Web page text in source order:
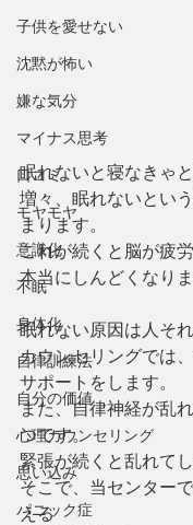
子供を愛せない
沈黙が怖い
嫌な気分
マイナス思考
口コミ
モヤモヤ
意識化
不眠
身体化
自律訓練法
自分の価値
心理カウンセリング
思い込み
パニック症
眠れないと寝なきゃ
増々、眠れないとい
まります。
これが続くと脳が疲
本当にしんどくなりま
眠れない原因は人それ
カウンセリングでは
サポートをします。
また、自律神経が乱
つです。
緊張が続くと乱れてし
そこで、当センター
える